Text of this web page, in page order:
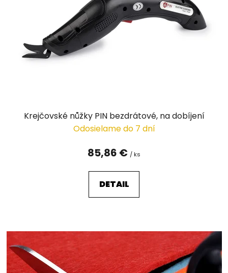
Krejčovské nůžky PIN bezdrátové, na dobíjení
Odosielame do 7 dní
85,86 € / ks
DETAIL